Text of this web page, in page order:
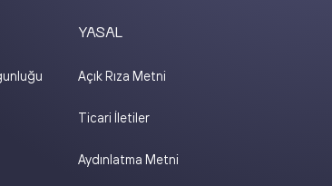
YASAL
Açık Rıza Metni
Ticari İletiler
Aydınlatma Metni